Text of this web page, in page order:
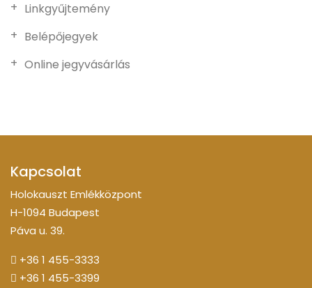
Linkgyűjtemény
Belépőjegyek
Online jegyvásárlás
Kapcsolat
Holokauszt Emlékközpont
H-1094 Budapest
Páva u. 39.
+36 1 455-3333
+36 1 455-3399